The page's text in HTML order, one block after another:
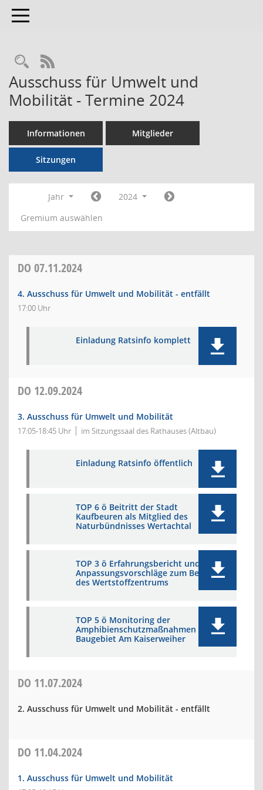
Toggle navigation
RSS-Feed
Ausschuss für Umwelt und
Mobilität - Termine 2024
Informationen Mitglieder
Sitzungen
Jahr
2024
Gremium auswählen
DO 07.11.2024
4. Ausschuss für Umwelt und Mobilität - entfällt
17:00 Uhr
Einladung Ratsinfo komplett
DO 12.09.2024
3. Ausschuss für Umwelt und Mobilität
17:05-18:45 Uhr im Sitzungssaal des Rathauses (Altbau)
Einladung Ratsinfo öffentlich
TOP 6 ö Beitritt der Stadt
Kaufbeuren als Mitglied des
Naturbündnisses Wertachtal
TOP 3 ö Erfahrungsbericht und
Anpassungsvorschläge zum Betrieb
des Wertstoffzentrums
TOP 5 ö Monitoring der
Amphibienschutzmaßnahmen
Baugebiet Am Kaiserweiher
DO 11.07.2024
2. Ausschuss für Umwelt und Mobilität - entfällt
DO 11.04.2024
1. Ausschuss für Umwelt und Mobilität